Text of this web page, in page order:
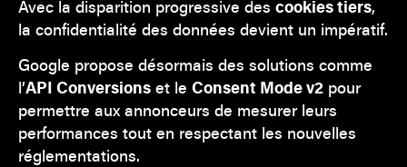
Avec la disparition progressive des cookies tiers,
la confidentialité des données devient un impératif.
Google propose désormais des solutions comme
l’API Conversions et le Consent Mode v2 pour
permettre aux annonceurs de mesurer leurs
performances tout en respectant les nouvelles
réglementations.